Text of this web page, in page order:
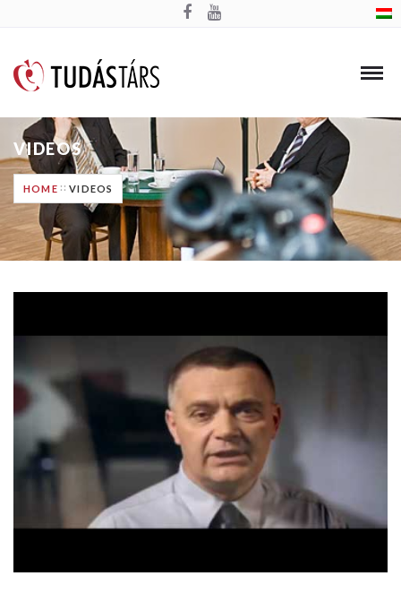
VIDEOS
HOME VIDEOS